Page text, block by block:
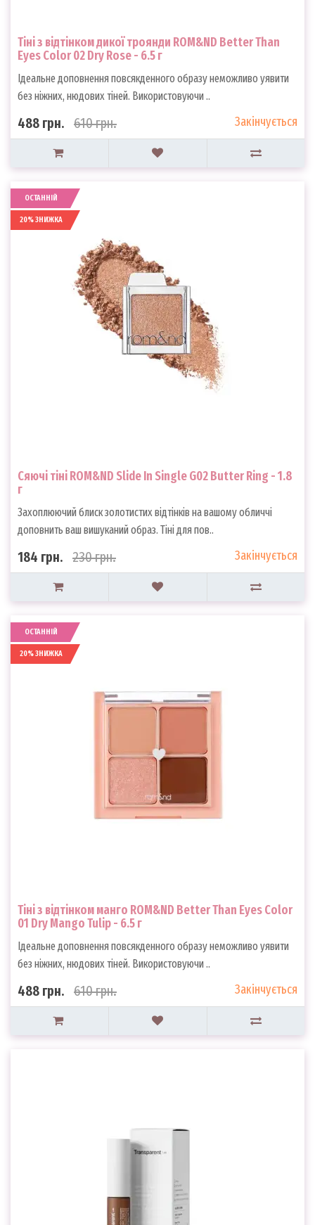
Тіні з відтінком дикої троянди ROM&ND Better Than
Eyes Color 02 Dry Rose - 6.5 г
Ідеальне доповнення повсякденного образу неможливо уявити
без ніжних, нюдових тіней. Використовуючи ..
488 грн. 610 грн. Закінчується
ОСТАННІЙ
20% ЗНИЖКА
Сяючі тіні ROM&ND Slide In Single G02 Butter Ring - 1.8
г
Захоплюючий блиск золотистих відтінків на вашому обличчі
доповнить ваш вишуканий образ. Тіні для пов..
184 грн. 230 грн. Закінчується
ОСТАННІЙ
20% ЗНИЖКА
Тіні з відтінком манго ROM&ND Better Than Eyes Color
01 Dry Mango Tulip - 6.5 г
Ідеальне доповнення повсякденного образу неможливо уявити
без ніжних, нюдових тіней. Використовуючи ..
488 грн. 610 грн. Закінчується